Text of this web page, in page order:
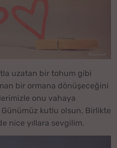
uzatan bir tohum gibi
bir ormana dönüşeceğini
onu vahaya
kutlu olsun. Birlikte
nice yıllara sevgilim.